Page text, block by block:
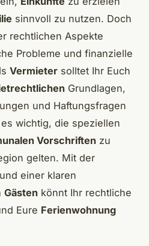
sinnvoll zu nutzen. Doch
rechtlichen Aspekte
Probleme und finanzielle
Vermieter solltet Ihr Euch
Grundlagen,
und Haftungsfragen
wichtig, die speziellen
Vorschriften zu
gelten. Mit der
einer klaren
Gästen könnt Ihr rechtliche
Eure Ferienwohnung